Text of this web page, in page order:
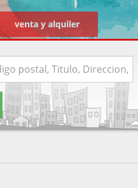
venta y alquiler